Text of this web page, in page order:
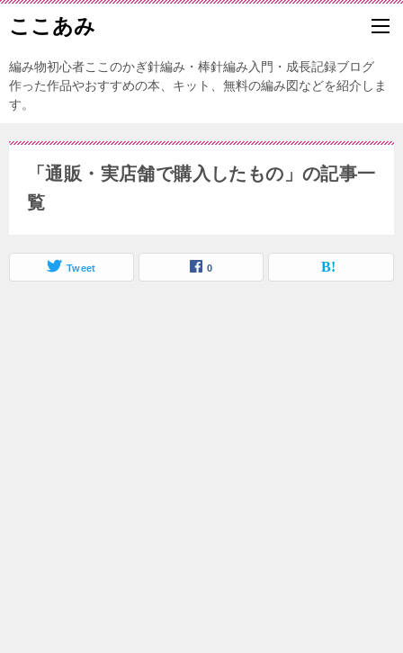
ここあみ
編み物初心者ここのかぎ針編み・棒針編み入門・成長記録ブログ
作った作品やおすすめの本、キット、無料の編み図などを紹介しま
す。
「通販・実店舗で購入したもの」の記事一
覧
Tweet 0